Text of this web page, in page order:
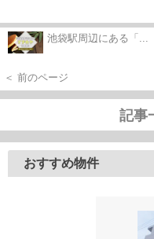
池袋駅周辺にある「...
＜ 前のページ
記事
おすすめ物件